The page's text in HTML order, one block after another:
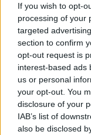
If you wish to opt-
processing of your
targeted
section to confirm
opt-out request is
interest-based ads
us or personal
your opt-out. You
disclosure of your
IAB’s list of
also be disclosed
mangan
o pár stovek
tůněmi
300 metrů
rezavou a
tůní byl čistý
a plný
pižmové
a byly bílé
Tak to
předků"
a přehlížejí